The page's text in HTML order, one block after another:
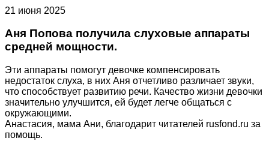
21 июня 2025
Аня Попова получила слуховые аппараты
средней мощности.
Эти аппараты помогут девочке компенсировать
недостаток слуха, в них Аня отчетливо различает звуки,
что способствует развитию речи. Качество жизни девочки
значительно улучшится, ей будет легче общаться с
окружающими.
Анастасия, мама Ани, благодарит читателей rusfond.ru за
помощь.